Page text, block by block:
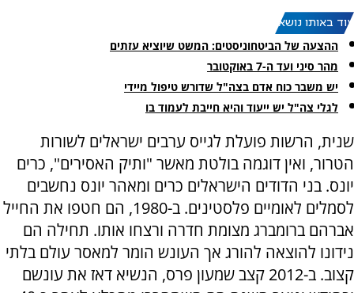
עוד באותו נושא:
ההצעה של הביטחוניסטים: המשט שיוציא עזתים
מהר סיני ועד ה-7 באוקטובר
יש משבר כוח אדם בצה"ל שדורש טיפול מיידי
לגלי צה"ל יש ייעוד והיא חייבת לעמוד בו
שנית, הרשות פועלת לגייס ערבים ישראלים לשורות
הטרור, ואין דוגמה בולטת מאשר "ותיק האסירים", כרים
יונס. בני הדודים הישראלים כרים ומאהר יונס נחשבים
לסמלים לאומיים פלסטינים. ב-1980, הם חטפו את החייל
אברהם ברומברג מצומת חדרה ורצחו אותו. תחילה הם
נידונו להוצאה להורג אך העונש הומר למאסר עולם בלתי
קצוב. ב-2012 קצב שמעון פרס, הנשיא דאז את עונשם